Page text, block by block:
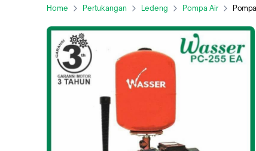
Home Pertukangan Ledeng Pompa Air Pompa air